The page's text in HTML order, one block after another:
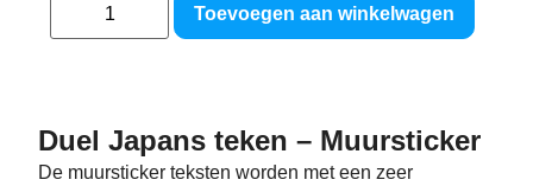
Toevoegen aan winkelwagen
Duel Japans teken – Muursticker
De muursticker teksten worden met een zeer